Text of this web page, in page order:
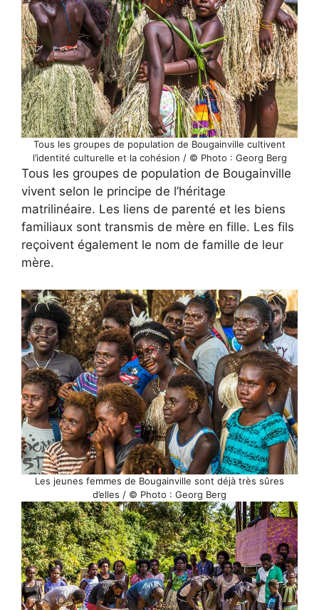
Tous les groupes de population de Bougainville cultivent
l’identité culturelle et la cohésion / © Photo : Georg Berg
Tous les groupes de population de Bougainville
vivent selon le principe de l’héritage
matrilinéaire. Les liens de parenté et les biens
familiaux sont transmis de mère en fille. Les fils
reçoivent également le nom de famille de leur
mère.
Les jeunes femmes de Bougainville sont déjà très sûres
d’elles / © Photo : Georg Berg